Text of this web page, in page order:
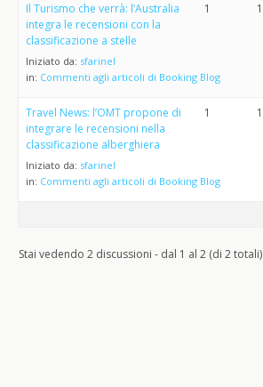
Il Turismo che verrà: l’Australia
integra le recensioni con la
classificazione a stelle
Iniziato da: sfarinel
in: Commenti agli articoli di Booking Blog
1 1
Travel News: l’OMT propone di
integrare le recensioni nella
classificazione alberghiera
Iniziato da: sfarinel
in: Commenti agli articoli di Booking Blog
1 1
Stai vedendo 2 discussioni - dal 1 al 2 (di 2 totali)